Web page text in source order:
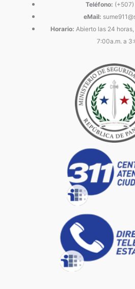
Teléfono:
eMail:
Horario: Abierto las 24
7:00a.m. a